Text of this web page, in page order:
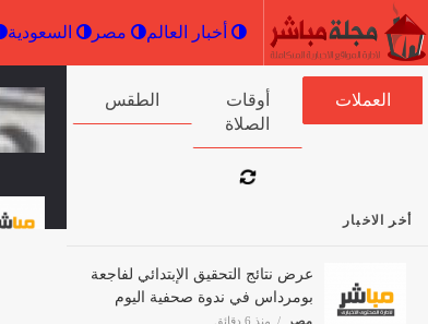
أخبار العالم مصر
العملات أوقات الصلاة الطقس
أخر الاخبار
بومرداس في ندوة صحفية اليوم
مصر منذ 6 دقائق